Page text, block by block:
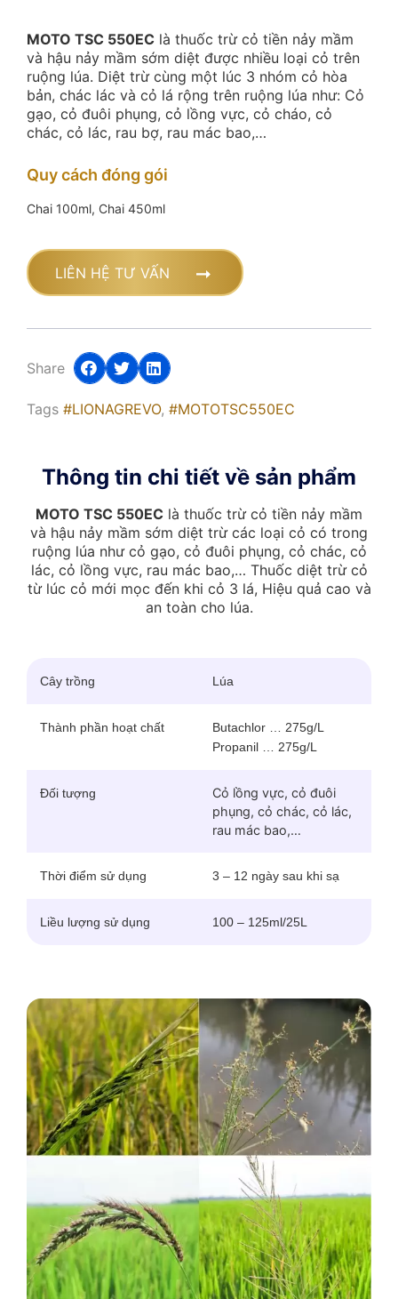
MOTO TSC 550EC là thuốc trừ cỏ tiền nảy mầm
và hậu nảy mầm sớm diệt được nhiều loại cỏ trên
ruộng lúa. Diệt trừ cùng một lúc 3 nhóm cỏ hòa
bản, chác lác và cỏ lá rộng trên ruộng lúa như: Cỏ
gạo, cỏ đuôi phụng, cỏ lồng vực, cỏ cháo, cỏ
chác, cỏ lác, rau bợ, rau mác bao,…
Quy cách đóng gói
Chai 100ml, Chai 450ml
LIÊN HỆ TƯ VẤN
Share
Tags #LIONAGREVO, #MOTOTSC550EC
Thông tin chi tiết về sản phẩm
MOTO TSC 550EC là thuốc trừ cỏ tiền nảy mầm
và hậu nảy mầm sớm diệt trừ các loại cỏ có trong
ruộng lúa như cỏ gạo, cỏ đuôi phụng, cỏ chác, cỏ
lác, cỏ lồng vực, rau mác bao,… Thuốc diệt trừ cỏ
từ lúc cỏ mới mọc đến khi cỏ 3 lá, Hiệu quả cao và
an toàn cho lúa.
Cây trồng Lúa
Thành phần hoạt chất
Butachlor … 275g/L
Propanil … 275g/L
Đối tượng
Cỏ lồng vực, cỏ đuôi
phụng, cỏ chác, cỏ lác,
rau mác bao,…
Thời điểm sử dụng 3 – 12 ngày sau khi sạ
Liều lượng sử dụng 100 – 125ml/25L